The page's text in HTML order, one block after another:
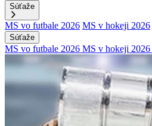
Súťaže
MS vo futbale 2026 MS v hokeji 2026
Súťaže
MS vo futbale 2026 MS v hokeji 2026